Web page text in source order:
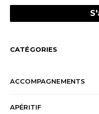
CATÉGORIES
ACCOMPAGNEMENTS
APÉRITIF